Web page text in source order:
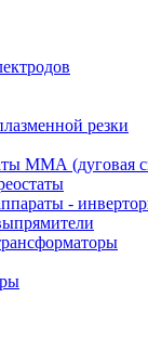
резки
ММА (дуговая
-